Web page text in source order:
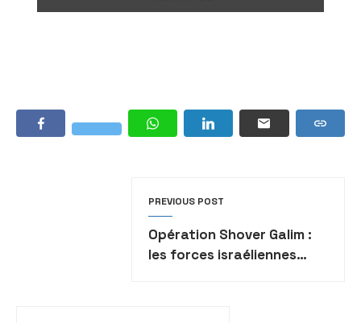
PREVIOUS POST
Opération Shover Galim :
les forces israéliennes